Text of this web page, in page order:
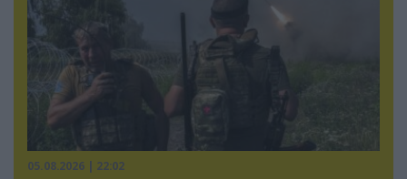
05.08.2026 | 22:02